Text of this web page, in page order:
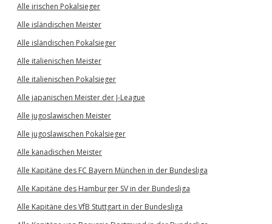
Alle irischen Pokalsieger
Alle isländischen Meister
Alle isländischen Pokalsieger
Alle italienischen Meister
Alle italienischen Pokalsieger
Alle japanischen Meister der J-League
Alle jugoslawischen Meister
Alle jugoslawischen Pokalsieger
Alle kanadischen Meister
Alle Kapitäne des FC Bayern München in der Bundesliga
Alle Kapitäne des Hamburger SV in der Bundesliga
Alle Kapitäne des VfB Stuttgart in der Bundesliga